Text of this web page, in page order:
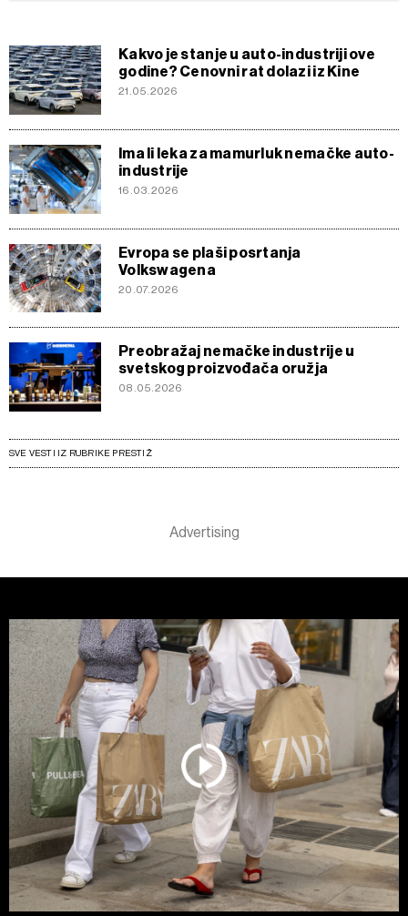
Kakvo je stanje u auto-industriji ove
godine? Cenovni rat dolazi iz Kine
21.05.2026
Ima li leka za mamurluk nemačke auto-
industrije
16.03.2026
Evropa se plaši posrtanja
Volkswagena
20.07.2026
Preobražaj nemačke industrije u
svetskog proizvođača oružja
08.05.2026
SVE VESTI IZ RUBRIKE PRESTIŽ